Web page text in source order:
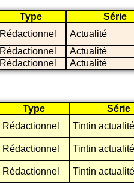
Type
Série
Rédactionnel
Actualité
Rédactionnel
Actualité
Rédactionnel Actualité
Type
Série
Rédactionnel Tintin
Rédactionnel Tintin
Rédactionnel Tintin